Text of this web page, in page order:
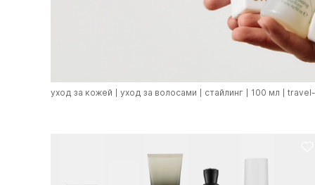
уход за кожей уход за волосами стайлинг 100 мл